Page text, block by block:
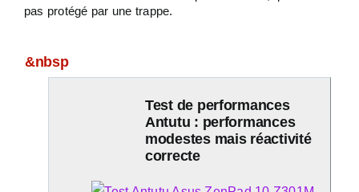
pas protégé par une trappe.
&nbsp
Test de performances
Antutu : performances
modestes mais réactivité
correcte